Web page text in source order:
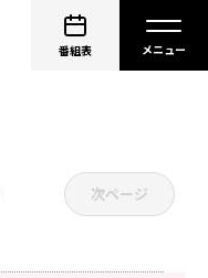
番組表
次ページ